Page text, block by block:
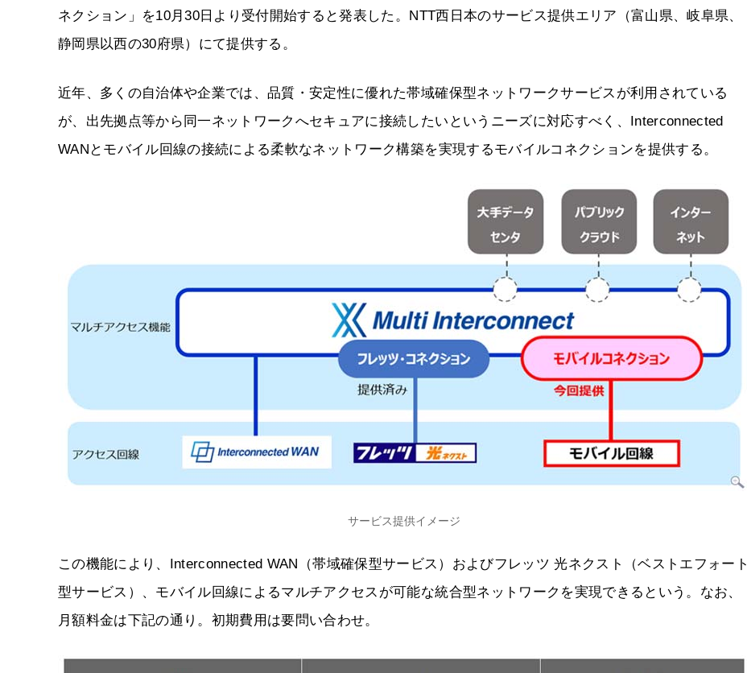
ネクション」を10月30日より受付開始すると発表した。NTT西日本のサービス提供エリア（富山県、岐阜県、
静岡県以西の30府県）にて提供する。
近年、多くの自治体や企業では、品質・安定性に優れた帯域確保型ネットワークサービスが利用されている
が、出先拠点等から同一ネットワークへセキュアに接続したいというニーズに対応すべく、Interconnected
WANとモバイル回線の接続による柔軟なネットワーク構築を実現するモバイルコネクションを提供する。
サービス提供イメージ
この機能により、Interconnected WAN（帯域確保型サービス）およびフレッツ 光ネクスト（ベストエフォート
型サービス）、モバイル回線によるマルチアクセスが可能な統合型ネットワークを実現できるという。なお、
月額料金は下記の通り。初期費用は要問い合わせ。